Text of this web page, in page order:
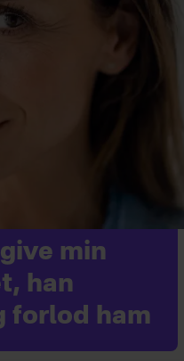
min
han
forlod ham